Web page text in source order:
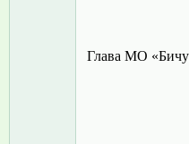
Глава МО